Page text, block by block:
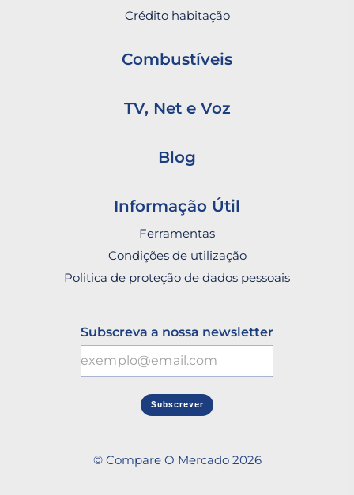
Crédito habitação
Combustíveis
TV, Net e Voz
Blog
Informação Útil
Ferramentas
Condições de utilização
Politica de proteção de dados pessoais
Subscreva a nossa newsletter
Subscrever
© Compare O Mercado 2026